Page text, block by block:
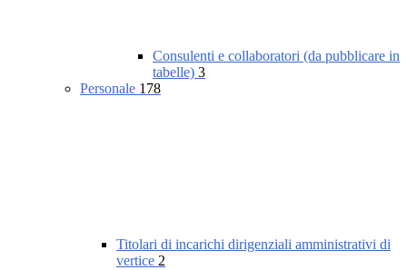
Consulenti e collaboratori (da pubblicare in
tabelle) 3
Personale 178
Titolari di incarichi dirigenziali amministrativi di
vertice 2